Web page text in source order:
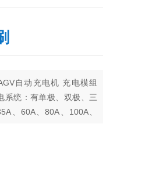
自动充电机 充电模组
系统：有单极、双极、三
、60A、80A、100A、